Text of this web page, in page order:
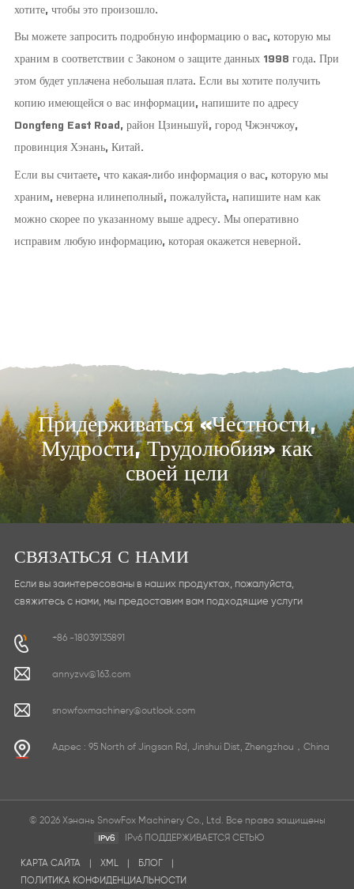
хотите, чтобы это произошло.
Вы можете запросить подробную информацию о вас, которую мы
храним в соответствии с Законом о защите данных 1998 года. При
этом будет уплачена небольшая плата. Если вы хотите получить
копию имеющейся о вас информации, напишите по адресу
Dongfeng East Road, район Цзиньшуй, город Чжэнчжоу,
провинция Хэнань, Китай.
Если вы считаете, что какая-либо информация о вас, которую мы
храним, неверна илинеполный, пожалуйста, напишите нам как
можно скорее по указанному выше адресу. Мы оперативно
исправим любую информацию, которая окажется неверной.
Придерживаться «Честности,
Мудрости, Трудолюбия» как
своей цели
СВЯЗАТЬСЯ С НАМИ
Если вы заинтересованы в наших продуктах, пожалуйста,
свяжитесь с нами, мы предоставим вам подходящие услуги
+86 -18039135891
annyzvv@163.com
snowfoxmachinery@outlook.com
Адрес : 95 North of Jingsan Rd, Jinshui Dist, Zhengzhou，China
© 2026 Хэнань SnowFox Machinery Co., Ltd. Все права защищены
IPv6 ПОДДЕРЖИВАЕТСЯ СЕТЬЮ
КАРТА САЙТА XML БЛОГ
ПОЛИТИКА КОНФИДЕНЦИАЛЬНОСТИ